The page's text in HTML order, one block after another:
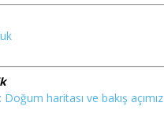
haritası ve bakış açımız